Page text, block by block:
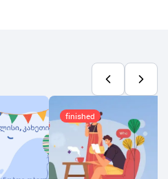
finished